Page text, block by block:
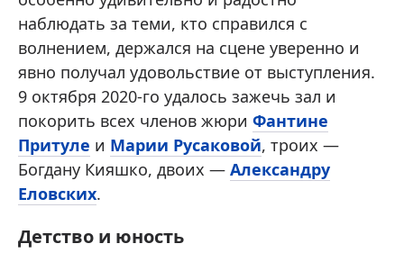
наблюдать за теми, кто справился с
волнением, держался на сцене уверенно и
явно получал удовольствие от выступления.
9 октября 2020-го удалось зажечь зал и
покорить всех членов жюри Фантине
Притуле и Марии Русаковой, троих —
Богдану Кияшко, двоих — Александру
Еловских.
Детство и юность